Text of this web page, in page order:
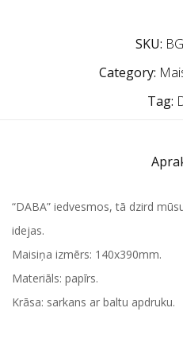
SKU:
Category:
Tag:
“DABA” iedvesmos, tā dzird
idejas.
Maisiņa izmērs: 140x390mm.
Materiāls: papīrs.
Krāsa: sarkans ar baltu apdruku.